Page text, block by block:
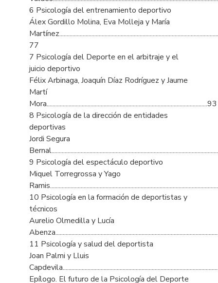
6 Psicología del entrenamiento deportivo
Álex Gordillo Molina, Eva Molleja y María
77
7 Psicología del Deporte en el arbitraje y el
juicio deportivo
Félix Arbinaga, Joaquín Díaz Rodríguez y Jaume
Martí
Mora..............................................................................................................93
8 Psicología de la dirección de entidades
deportivas
Jordi Segura
9 Psicología del espectáculo deportivo
Miquel Torregrossa y Yago
10 Psicología en la formación de deportistas y
técnicos
Aurelio Olmedilla y Lucía
11 Psicología y salud del deportista
Joan Palmi y Lluis
Epílogo. El futuro de la Psicología del Deporte